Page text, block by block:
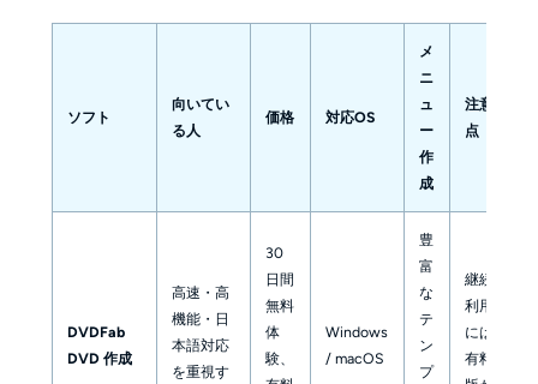
ソフト
向いてい
る人
価格 対応OS
メ
ニ
ュ
ー
作
成
注意
点
DVDFab
DVD 作成
高速・高
機能・日
本語対応
を重視す
30
日間
無料
体
験、
Windows
/ macOS
豊
富
な
テ
ン
プ
継続
利用
には
有料